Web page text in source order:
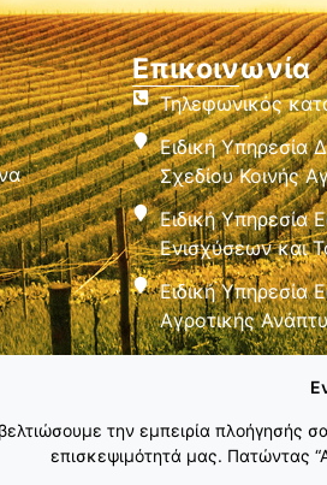
Επικοινωνία
Τηλεφωνικός
Ειδική Υπηρεσία
Σχεδίου Κοινής
Ειδική
Ενισχύσεων και
Ειδική
Αγροτικής
την εμπειρία πλοήγησής
επισκεψιμότητά μας. Πατώντας